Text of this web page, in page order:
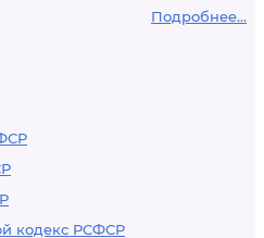
Подробнее...
кодекс РСФСР